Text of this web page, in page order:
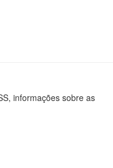
informações sobre as